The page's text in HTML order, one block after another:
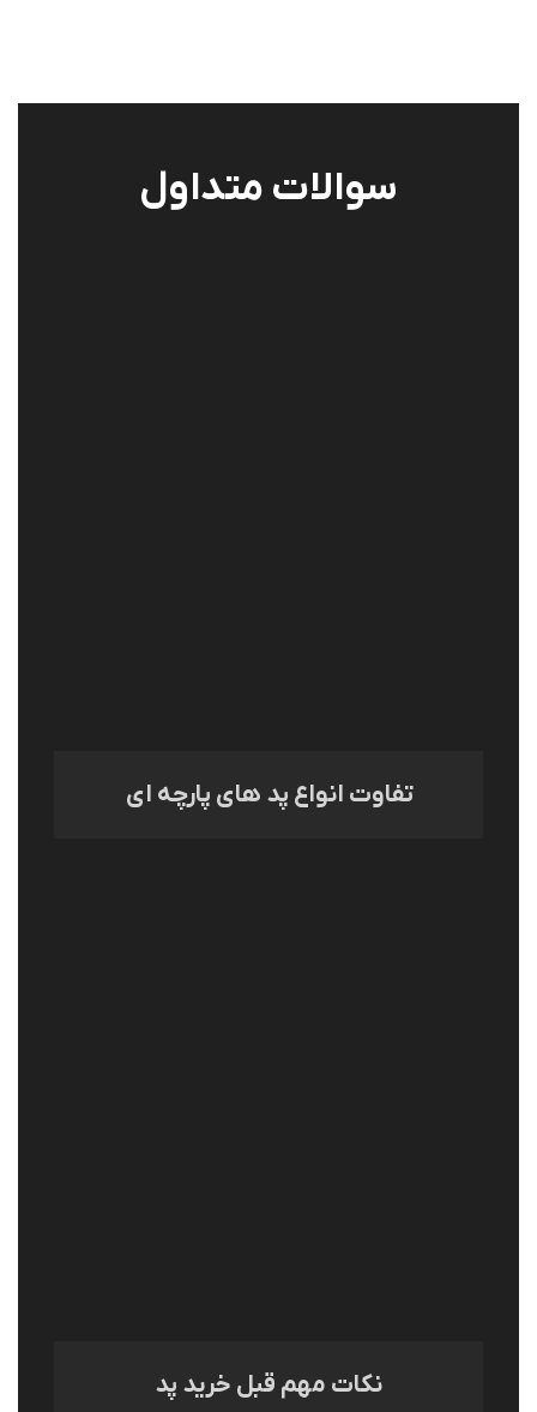
سوالات متداول
تفاوت انواع پد های پارچه ای
نکات مهم قبل خرید پد